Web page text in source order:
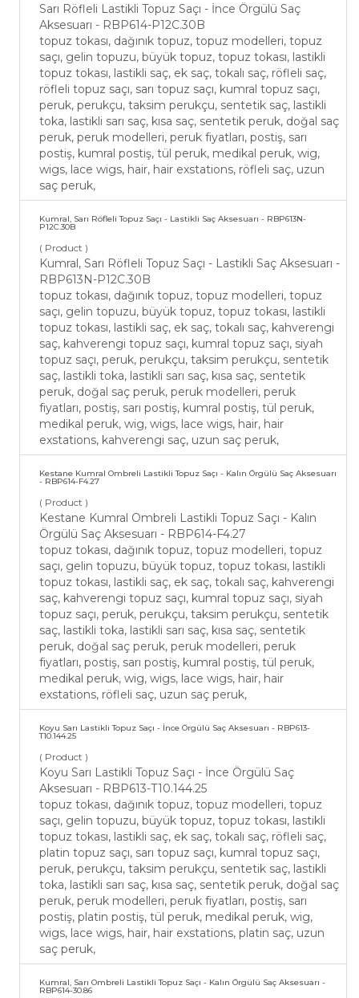
Sarı Röfleli Lastikli Topuz Saçı - İnce Örgülü Saç
Aksesuarı - RBP614-P12C.30B
topuz tokası, dağınık topuz, topuz modelleri, topuz
saçı, gelin topuzu, büyük topuz, topuz tokası, lastikli
topuz tokası, lastikli saç, ek saç, tokalı saç, röfleli saç,
röfleli topuz saçı, sarı topuz saçı, kumral topuz saçı,
peruk, perukçu, taksim perukçu, sentetik saç, lastikli
toka, lastikli sarı saç, kısa saç, sentetik peruk, doğal saç
peruk, peruk modelleri, peruk fiyatları, postiş, sarı
postiş, kumral postiş, tül peruk, medikal peruk, wig,
wigs, lace wigs, hair, hair exstations, röfleli saç, uzun
saç peruk,
Kumral, Sarı Röfleli Topuz Saçı - Lastikli Saç Aksesuarı - RBP613N-
P12C.30B
( Product )
Kumral, Sarı Röfleli Topuz Saçı - Lastikli Saç Aksesuarı -
RBP613N-P12C.30B
topuz tokası, dağınık topuz, topuz modelleri, topuz
saçı, gelin topuzu, büyük topuz, topuz tokası, lastikli
topuz tokası, lastikli saç, ek saç, tokalı saç, kahverengi
saç, kahverengi topuz saçı, kumral topuz saçı, siyah
topuz saçı, peruk, perukçu, taksim perukçu, sentetik
saç, lastikli toka, lastikli sarı saç, kısa saç, sentetik
peruk, doğal saç peruk, peruk modelleri, peruk
fiyatları, postiş, sarı postiş, kumral postiş, tül peruk,
medikal peruk, wig, wigs, lace wigs, hair, hair
exstations, kahverengi saç, uzun saç peruk,
Kestane Kumral Ombreli Lastikli Topuz Saçı - Kalın Örgülü Saç Aksesuarı
- RBP614-F4.27
( Product )
Kestane Kumral Ombreli Lastikli Topuz Saçı - Kalın
Örgülü Saç Aksesuarı - RBP614-F4.27
topuz tokası, dağınık topuz, topuz modelleri, topuz
saçı, gelin topuzu, büyük topuz, topuz tokası, lastikli
topuz tokası, lastikli saç, ek saç, tokalı saç, kahverengi
saç, kahverengi topuz saçı, kumral topuz saçı, siyah
topuz saçı, peruk, perukçu, taksim perukçu, sentetik
saç, lastikli toka, lastikli sarı saç, kısa saç, sentetik
peruk, doğal saç peruk, peruk modelleri, peruk
fiyatları, postiş, sarı postiş, kumral postiş, tül peruk,
medikal peruk, wig, wigs, lace wigs, hair, hair
exstations, röfleli saç, uzun saç peruk,
Koyu Sarı Lastikli Topuz Saçı - İnce Örgülü Saç Aksesuarı - RBP613-
T10.144.25
( Product )
Koyu Sarı Lastikli Topuz Saçı - İnce Örgülü Saç
Aksesuarı - RBP613-T10.144.25
topuz tokası, dağınık topuz, topuz modelleri, topuz
saçı, gelin topuzu, büyük topuz, topuz tokası, lastikli
topuz tokası, lastikli saç, ek saç, tokalı saç, röfleli saç,
platin topuz saçı, sarı topuz saçı, kumral topuz saçı,
peruk, perukçu, taksim perukçu, sentetik saç, lastikli
toka, lastikli sarı saç, kısa saç, sentetik peruk, doğal saç
peruk, peruk modelleri, peruk fiyatları, postiş, sarı
postiş, platin postiş, tül peruk, medikal peruk, wig,
wigs, lace wigs, hair, hair exstations, platin saç, uzun
saç peruk,
Kumral, Sarı Ombreli Lastikli Topuz Saçı - Kalın Örgülü Saç Aksesuarı -
RBP614-30.86